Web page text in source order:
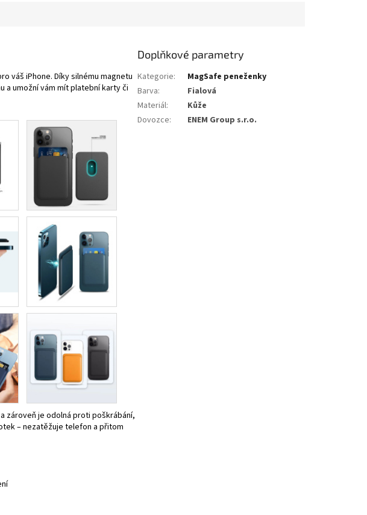
váš iPhone. Díky silnému magnetu
a umožní vám mít platební karty či
zároveň je odolná proti poškrábání,
– nezatěžuje telefon a přitom
Doplňkové parametry
Kategorie:
MagSafe peneženky
Barva:
Fialová
Materiál:
Kůže
Dovozce: ENEM Group s.r.o.